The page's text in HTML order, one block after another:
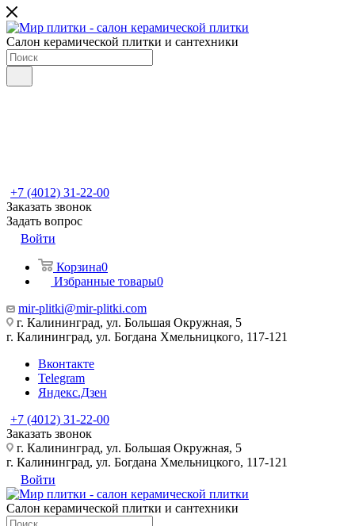
Салон керамической плитки и сантехники
+7 (4012) 31-22-00
Заказать звонок
Задать вопрос
Войти
Корзина0
Избранные товары0
mir-plitki@mir-plitki.com
г. Калининград, ул. Большая Окружная, 5
г. Калининград, ул. Богдана Хмельницкого, 117-121
Вконтакте
Telegram
Яндекс.Дзен
+7 (4012) 31-22-00
Заказать звонок
г. Калининград, ул. Большая Окружная, 5
г. Калининград, ул. Богдана Хмельницкого, 117-121
Войти
Салон керамической плитки и сантехники